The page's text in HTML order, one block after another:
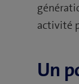
activité
Un